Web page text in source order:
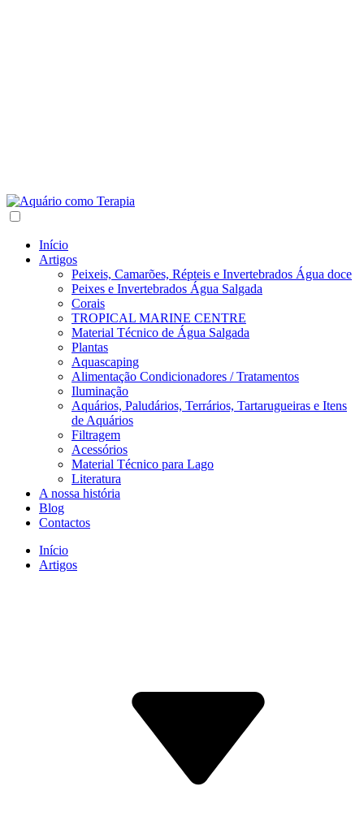
Início
Artigos
Peixeis, Camarões, Répteis e Invertebrados Água doce
Peixes e Invertebrados Água Salgada
Corais
TROPICAL MARINE CENTRE
Material Técnico de Água Salgada
Plantas
Aquascaping
Alimentação Condicionadores / Tratamentos
Iluminação
Aquários, Paludários, Terrários, Tartarugueiras e Itens
de Aquários
Filtragem
Acessórios
Material Técnico para Lago
Literatura
A nossa história
Blog
Contactos
Início
Artigos